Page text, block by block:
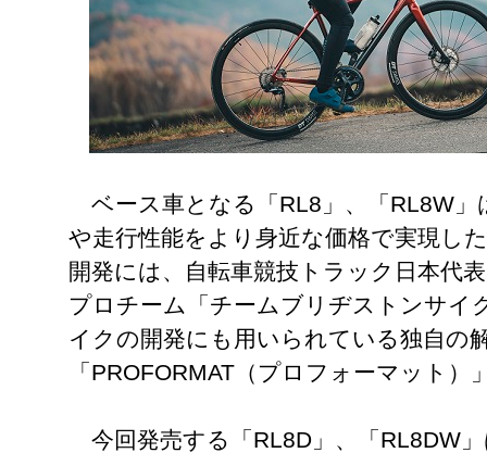
ベース車となる「RL8」、「RL8W」
や走行性能をより身近な価格で実現し
開発には、自転車競技トラック日本代
プロチーム「チームブリヂストンサイ
イクの開発にも用いられている独自の
「PROFORMAT（プロフォーマット
今回発売する「RL8D」、「RL8DW